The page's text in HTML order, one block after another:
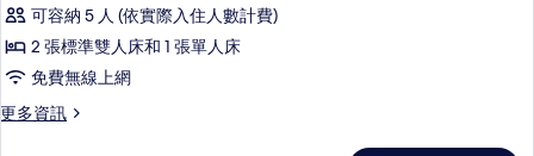
片
詳
情
樓
中
5
可容納 5 人 (依實際入住人數計費)
2 張標準雙人床和 1 張單人床
免費無線上網
更多資訊
更